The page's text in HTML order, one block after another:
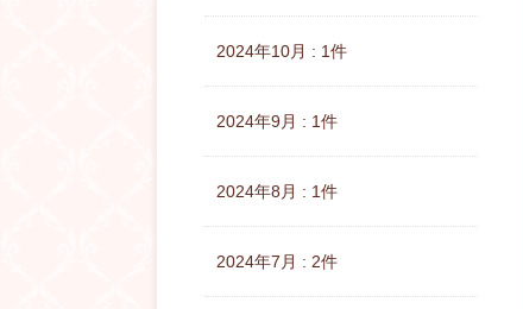
2024年10月 : 1件
2024年9月 : 1件
2024年8月 : 1件
2024年7月 : 2件